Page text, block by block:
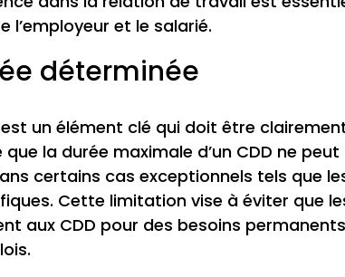
et le salarié.
déterminée
un élément clé qui doit être
la durée maximale d’un CDD ne peut
certains cas exceptionnels tels que
Cette limitation vise à éviter que
aux CDD pour des besoins